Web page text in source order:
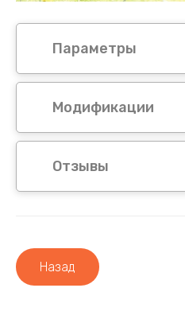
Параметры
Модификации
Отзывы
Назад